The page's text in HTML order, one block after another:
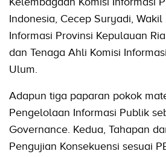
Indonesia, Cecep Suryadi, Wakil
Informasi Provinsi Kepulauan
dan Tenaga Ahli Komisi
Ulum.
Adapun tiga paparan pokok
Pengelolaan Informasi Publik
Governance. Kedua, Tahapan
Pengujian Konsekuensi sesuai